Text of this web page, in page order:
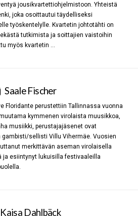
jousikvartettiohjelmistoon. Yhteistä
joka osoittautui täydelliseksi
työskentelylle. Kvartetin johtotähti on
tutkimista ja soittajien vaistoihin
myös kvartetin …
Saale Fischer
Floridante perustettiin Tallinnassa vuonna
kymmenen virolaista muusikkoa,
musiikki, perustajajäsenet ovat
gambisti/sellisti Villu Vihermäe. Vuosien
merkittävän aseman virolaisella
ja esiintynyt lukuisilla festivaaleilla
Kajsa Dahlbäck